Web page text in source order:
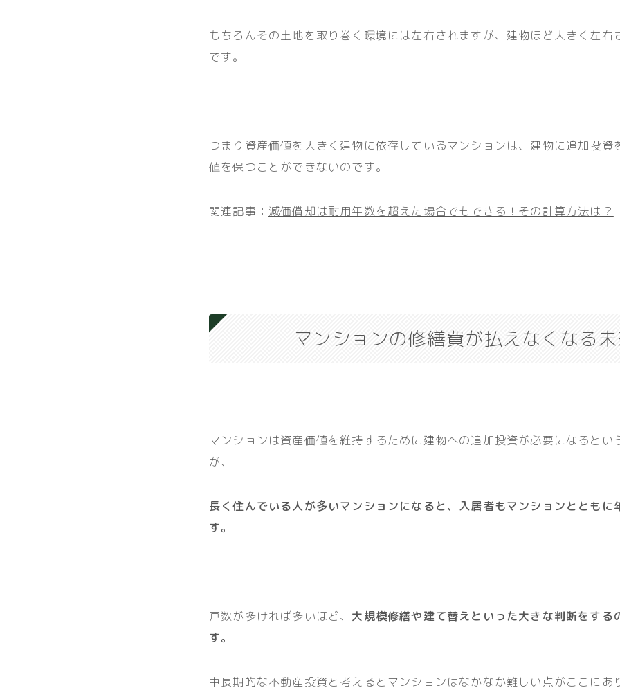
もちろんその土地を取り巻く環境には左右されますが、建物ほど大きく左右
です。
つまり資産価値を大きく建物に依存しているマンションは、建物に追加投資
値を保つことができないのです。
関連記事： 減価償却は耐用年数を超えた場合でもできる！その計算方法は？
マンションの修繕費が払えなくなる
マンションは資産価値を維持するために建物への追加投資が必要になるとい
が、
長く住んでいる人が多いマンションになると、入居者もマンションとともに
す。
戸数が多ければ多いほど、 大規模修繕や建て替えといった大きな判断をする
す。
中長期的な不動産投資と考えるとマンションはなかなか難しい点がここにあ